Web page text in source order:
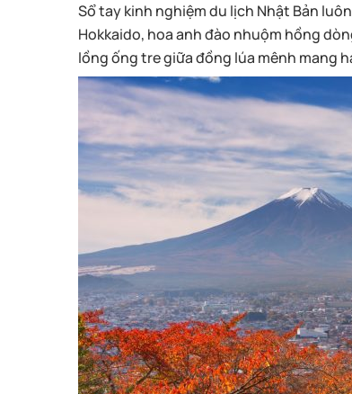
Sổ tay kinh nghiệm du lịch Nhật Bản
Hokkaido, hoa anh đào nhuộm hồng
lồng ống tre giữa đồng lúa mênh mang